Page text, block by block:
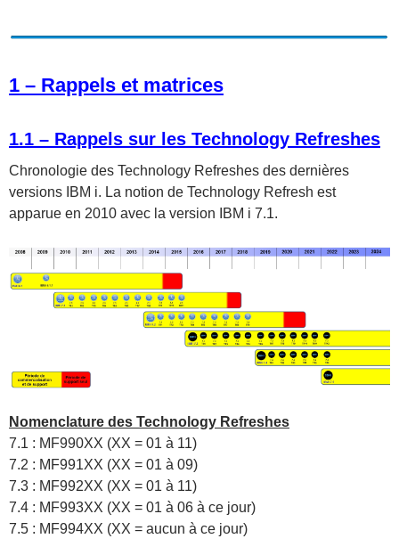
1 – Rappels et matrices
1.1 – Rappels sur les Technology Refreshes
Chronologie des Technology Refreshes des dernières
versions IBM i. La notion de Technology Refresh est
apparue en 2010 avec la version IBM i 7.1.
Nomenclature des Technology Refreshes
7.1 : MF990XX (XX = 01 à 11)
7.2 : MF991XX (XX = 01 à 09)
7.3 : MF992XX (XX = 01 à 11)
7.4 : MF993XX (XX = 01 à 06 à ce jour)
7.5 : MF994XX (XX = aucun à ce jour)